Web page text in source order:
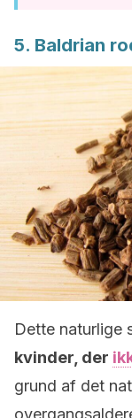
5. Baldrian
Dette naturlige
kvinder, der
grund af det